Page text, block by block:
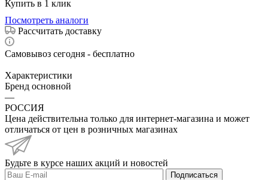
Купить в 1 клик
Посмотреть аналоги
Рассчитать доставку
Самовывоз сегодня - бесплатно
Характеристики
Бренд основной
—
РОССИЯ
Цена действительна только для интернет-магазина и может
отличаться от цен в розничных магазинах
Будьте в курсе наших акций и новостей
Подписаться